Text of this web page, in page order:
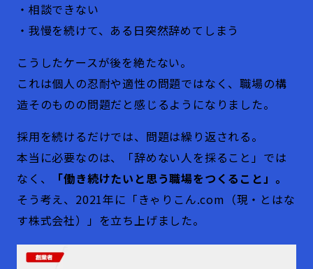
・相談できない
・我慢を続けて、ある日突然辞めてしまう
こうしたケースが後を絶たない。
これは個人の忍耐や適性の問題ではなく、職場の構
造そのものの問題だと感じるようになりました。
採用を続けるだけでは、問題は繰り返される。
本当に必要なのは、「辞めない人を採ること」では
なく、
「働き続けたいと思う職場をつくること」。
そう考え、2021年に「きゃりこん.com（現・とはな
す株式会社）」を立ち上げました。